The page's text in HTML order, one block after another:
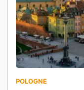
POLOGNE